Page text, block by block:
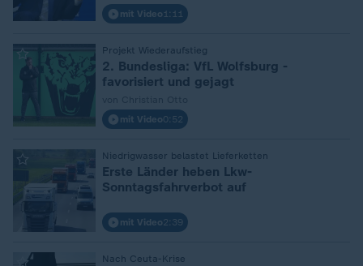
mit Video 1:11
Projekt Wiederaufstieg
2. Bundesliga: VfL Wolfsburg -
favorisiert und gejagt
mit Video0:52
Niedrigwasser belastet Lieferketten
Erste Länder heben Lkw-
Sonntagsfahrverbot auf
mit Video2:39
Nach Ceuta-Krise